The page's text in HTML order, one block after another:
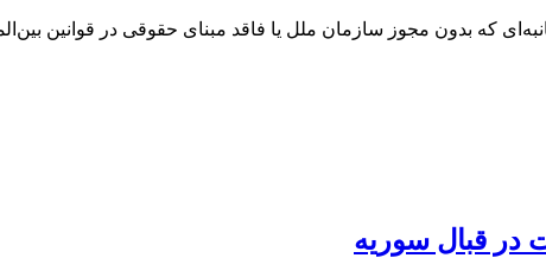
که بدون مجوز سازمان ملل یا فاقد مبنای حقوقی در قوانین
در قبال سوریه